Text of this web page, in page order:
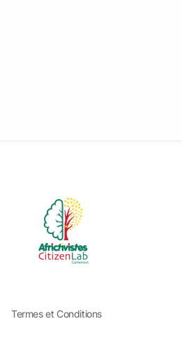
Termes et Conditions